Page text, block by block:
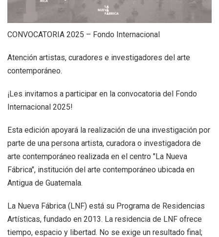
+ DIRECTORIOS | Tiendas de diseño
+ MESA EJECUTIVA DE ARTES VISUALES
+ SALA DE PRENSA
CONVOCATORIA 2025 – Fondo Internacional
Atención artistas, curadores e investigadores del arte
contemporáneo.
¡Les invitamos a participar en la convocatoria del Fondo
Internacional 2025!
Esta edición apoyará la realización de una investigación por
parte de una persona artista, curadora o investigadora de
arte contemporáneo realizada en el centro "La Nueva
Fábrica", institución del arte contemporáneo ubicada en
Antigua de Guatemala.
La Nueva Fábrica (LNF) está su Programa de Residencias
Artísticas, fundado en 2013. La residencia de LNF ofrece
tiempo, espacio y libertad. No se exige un resultado final;